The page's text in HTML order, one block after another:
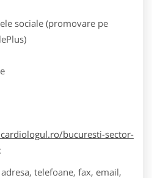
sociale (promovare pe
bucuresti-sector-
telefoane, fax, email,